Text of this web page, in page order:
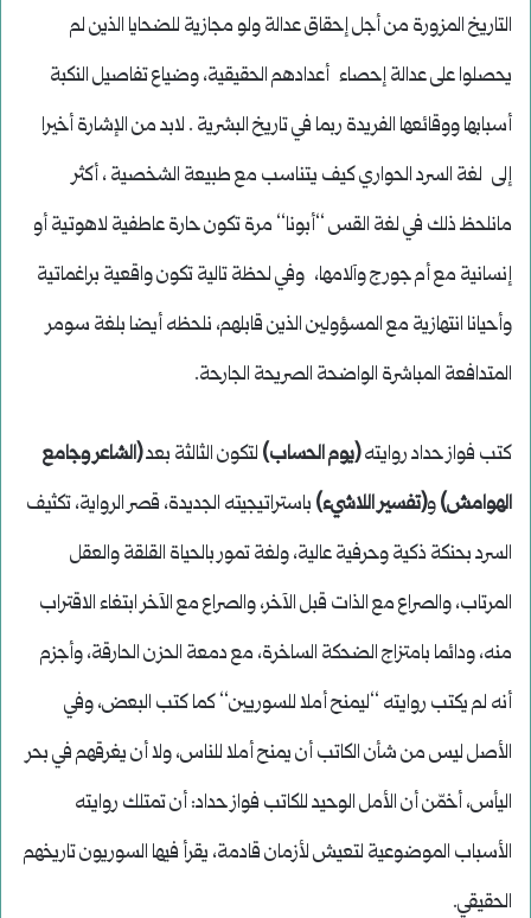
التاريخ المزورة من أجل إحقاق عدالة ولو مجازية للضحايا الذين لم
يحصلوا على عدالة إحصاء أعدادهم الحقيقية، وضياع تفاصيل النكبة
أسبابها ووقائعها الفريدة ربما في تاريخ البشرية . لابد من الإشارة أخيرا
إلى لغة السرد الحواري كيف يتناسب مع طبيعة الشخصية ، أكثر
مانلحظ ذلك في لغة القس ‘‘أبونا‘‘ مرة تكون حارة عاطفية لاهوتية أو
إنسانية مع أم جورج وآلامها، وفي لحظة تالية تكون واقعية براغماتية
وأحيانا انتهازية مع المسؤولين الذين قابلهم، نلحظه أيضا بلغة سومر
المتدافعة المباشرة الواضحة الصريحة الجارحة.
كتب فواز حداد روايته(يوم الحساب) لتكون الثالثة بعد(الشاعر وجامع
الهوامش)و(تفسير اللاشيء) باستراتيجيته الجديدة، قصر الرواية، تكثيف
السرد بحنكة ذكية وحرفية عالية، ولغة تمور بالحياة القلقة والعقل
المرتاب، والصراع مع الذات قبل الآخر، والصراع مع الآخر ابتغاء الاقتراب
منه، ودائما بامتزاج الضحكة الساخرة، مع دمعة الحزن الحارقة، وأجزم
أنه لم يكتب روايته ‘‘ليمنح أملا للسوريين‘‘ كما كتب البعض، وفي
الأصل ليس من شأن الكاتب أن يمنح أملا للناس، ولا أن يغرقهم في بحر
اليأس، أخمّن أن الأمل الوحيد للكاتب فواز حداد: أن تمتلك روايته
الأسباب الموضوعية لتعيش لأزمان قادمة، يقرأ فيها السوريون تاريخهم
الحقيقي.